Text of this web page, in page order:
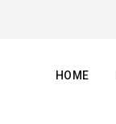
HOME